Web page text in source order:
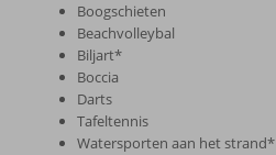
Boogschieten
Beachvolleybal
Biljart*
Boccia
Darts
Tafeltennis
Watersporten aan het strand*